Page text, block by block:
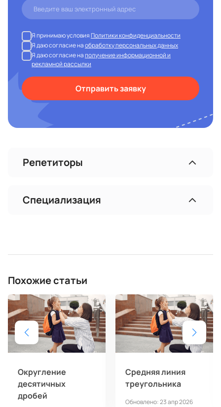
Я принимаю условияПолитики конфиденциальности
Я даю согласие наобработку персональных данных
Я даю согласие наполучение информационной и
рекламной рассылки
Отправить заявку
Репетиторы
Специализация
Похожие статьи
Округление
десятичных
дробей
Средняя линия
треугольника
Обновлено: 23 апр 2026